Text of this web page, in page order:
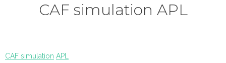
CAF simulation APL
CAF simulation APL